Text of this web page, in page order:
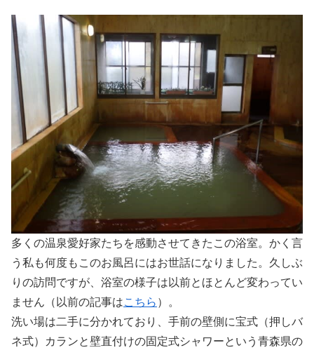
多くの温泉愛好家たちを感動させてきたこの浴室。かく言
う私も何度もこのお風呂にはお世話になりました。久しぶ
りの訪問ですが、浴室の様子は以前とほとんど変わってい
ません（以前の記事はこちら ）。
洗い場は二手に分かれており、手前の壁側に宝式（押しバ
ネ式）カランと壁直付けの固定式シャワーという青森県の